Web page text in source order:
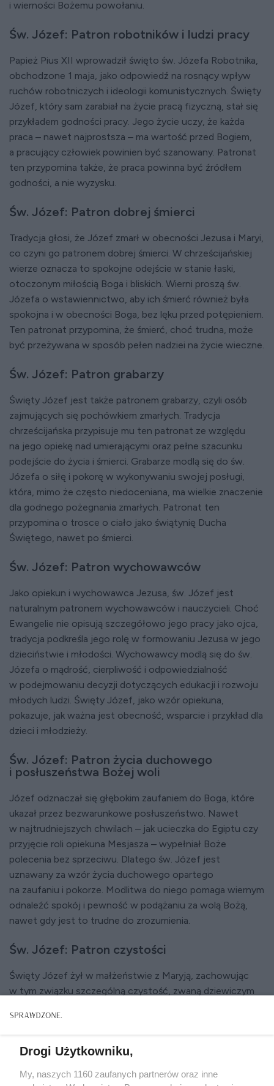
i wierności Bożemu powołaniu.
Św. Józef: Patron robotników i ludzi pracy
Papież Pius XII wprowadził święto św. Józefa Robotnika,
obchodzone 1 maja, jako odpowiedź na rosnący wpływ
ruchów robotniczych i ideologii komunistycznych. Święty
Józef, który sam zarabiał na życie pracą fizyczną, stał się
przykładem godności pracy. Jego życie uczy, że każda
praca – nawet najprostsza – ma wartość przed Bogiem,
a pracujący człowiek powinien być szanowany. Patronat
ten przypomina także, że praca powinna być źródłem
godności, a nie wyzysku.
Św. Józef: Patron dobrej śmierci
Tradycja głosi, że Józef zmarł w obecności Jezusa i Maryi,
co czyni go patronem dobrej śmierci. W chrześcijańskiej
wierze oznacza to spokojne odejście w stanie łaski,
otoczonym miłością Boga i bliskich. Wierni proszą św.
Józefa o wstawiennictwo, aby ich śmierć również była
spokojna i w obecności Boga, bez lęku przed potępieniem.
Ten patronat przypomina, że śmierć, choć trudna, może
być przeżywana w sposób pełen nadziei na życie wieczne.
Św. Józef: Patron grabarzy
Święty Józef jest także patronem grabarzy, czyli osób
zajmujących się pochówkiem zmarłych. Tradycja
chrześcijańska przypisuje mu ten patronat ze względu
na jego opiekę nad umierającymi oraz pełne szacunku
podejście do życia i śmierci. Grabarze modlą się do św.
Józefa o siłę i pokorę w wykonywaniu swojej posługi,
która, mimo że często niedoceniana, ma wielkie znaczenie
dla godnego pożegnania zmarłych. Patronat ten
przypomina o trosce o ciało jako świątynię Ducha
Świętego, nawet po śmierci.
Św. Józef: Patron wychowawców
Jako opiekun i wychowawca Jezusa, św. Józef jest
naturalnym patronem wychowawców i nauczycieli. Choć
Ewangelie nie opisują szczegółowo jego pracy jako ojca,
tradycja podkreśla jego rolę w formowaniu Jezusa w jego
dzieciństwie i młodości. Wychowawcy modlą się do św.
Józefa o mądrość, cierpliwość i odpowiedzialność
w podejmowaniu decyzji dotyczących edukacji i rozwoju
młodych ludzi. Święty Józef, jako wzór opiekuna,
pokazuje, jak ważna jest obecność, wsparcie i przykład dla
dzieci i młodzieży.
Św. Józef: Patron życia duchowego
i posłuszeństwa Bożej woli
Józef odznaczał się głębokim zaufaniem do Boga, które
ukazał przez bezwarunkowe posłuszeństwo. Nawet
w najtrudniejszych chwilach – jak ucieczka do Egiptu czy
przyjęcie roli opiekuna Mesjasza – wypełniał Boże
polecenia bez sprzeciwu. Dlatego św. Józef jest
uznawany za wzór życia duchowego opartego
na zaufaniu i pokorze. Modlitwa do niego pomaga wiernym
odnaleźć spokój i pewność w podążaniu za wolą Bożą,
nawet gdy jest to trudne do zrozumienia.
Św. Józef: Patron czystości
Święty Józef żył w małżeństwie z Maryją, zachowując
w tym związku szczególną czystość, zwaną dziewiczym
wyjątkową cnotę, która pozwoliła mu współpracować
serca i umysłu. Dlatego św. Józef jest patronem osób,
w małżeństwie, jak i osób konsekrowanych. Modlitwa
Drogi Użytkowniku,
My, naszych 1160 zaufanych partnerów oraz inne